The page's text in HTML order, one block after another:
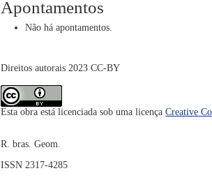
Apontamentos
Não há apontamentos.
Direitos autorais 2023 CC-BY
Esta obra está licenciada sob uma licençaCreative
R. bras. Geom.
ISSN 2317-4285